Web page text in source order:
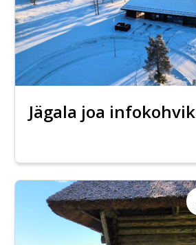
Jägala joa infokohvik